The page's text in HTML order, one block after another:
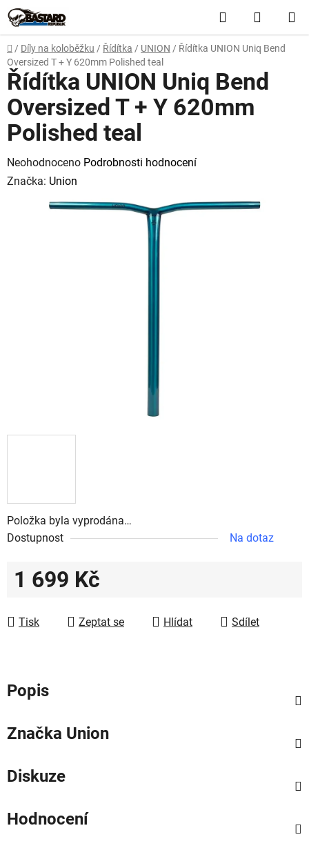
Přejít
na
obsah
Hledat
KOŠÍK
Domů
/ Díly na koloběžku / Řídítka / UNION / Řídítka UNION Uniq Bend
Oversized T + Y 620mm Polished teal
Položka byla vyprodána…
Dostupnost
Na dotaz
1 699 Kč
Tisk
Zeptat se Hlídat Sdílet
Řídítka UNION Uniq Bend
Oversized T + Y 620mm
Polished teal
Průměrné
hodnocení
Neohodnoceno Podrobnosti hodnocení
Značka: Union
Popis
Značka Union
Diskuze
Hodnocení